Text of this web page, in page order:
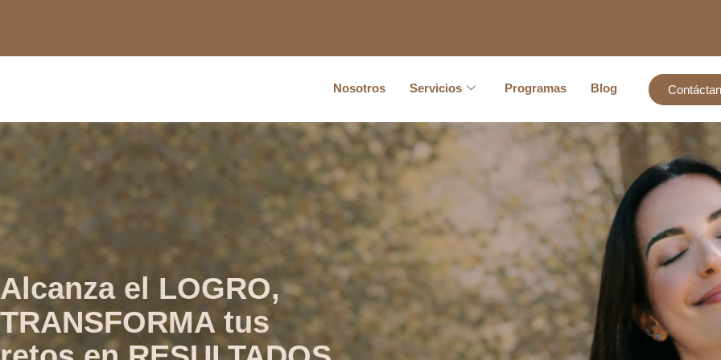
Nosotros Servicios Programas Blog
Alcanza el LOGRO,
TRANSFORMA tus